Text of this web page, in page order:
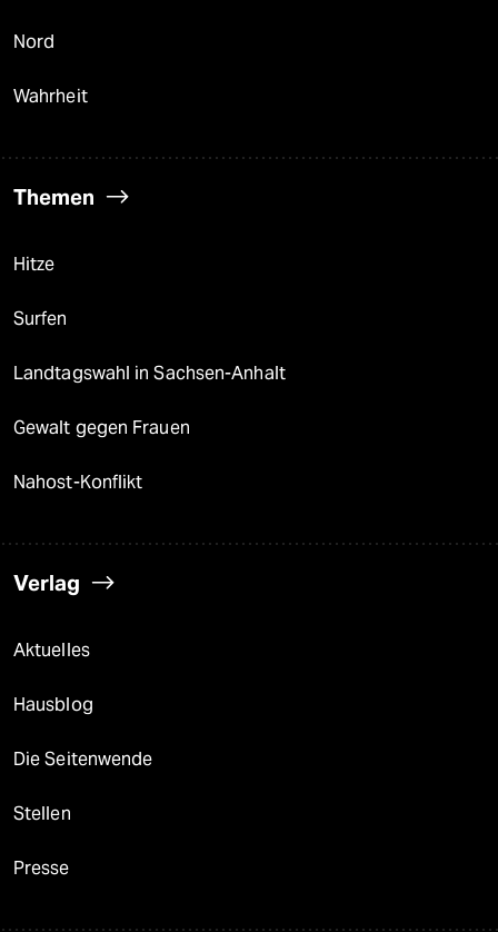
Nord
Wahrheit
Themen
Hitze
Surfen
Landtagswahl in Sachsen-Anhalt
Gewalt gegen Frauen
Nahost-Konflikt
Verlag
Aktuelles
Hausblog
Die Seitenwende
Stellen
Presse